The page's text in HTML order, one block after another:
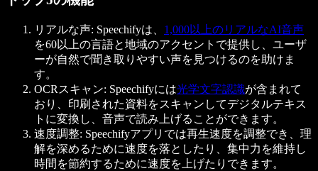
リアルな声: Speechifyは、 1,000以上のリアルなAI音声
を60以上の言語と地域のアクセントで提供し、ユーザ
ーが自然で聞き取りやすい声を見つけるのを助けま
す。
OCRスキャン: Speechifyには光学文字認識が含まれて
おり、印刷された資料をスキャンしてデジタルテキス
トに変換し、音声で読み上げることができます。
速度調整: Speechifyアプリでは再生速度を調整でき、理
解を深めるために速度を落としたり、集中力を維持し
時間を節約するために速度を上げたりできます。